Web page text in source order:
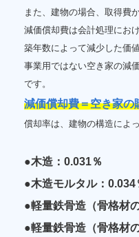
また、建物の場合、取得費
減価償却費は会計処理にお
築年数によって減少した価
事業用ではない空き家の減
です。
減価償却費＝空き家の
償却率は、建物の構造によ
●木造：0.031％
●木造モルタル：0.034
●軽量鉄骨造（骨格材
●軽量鉄骨造（骨格材